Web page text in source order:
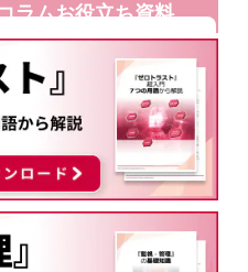
ラムお役立ち資料